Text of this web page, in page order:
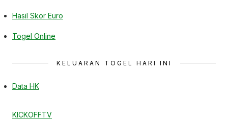
Hasil Skor Euro
Togel Online
KELUARAN TOGEL HARI INI
Data HK
KICKOFFTV